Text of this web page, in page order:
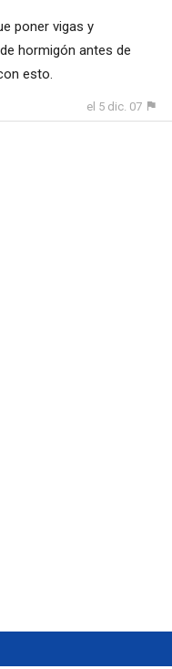
poner vigas y
hormigón antes de
esto.
el 5 dic. 07